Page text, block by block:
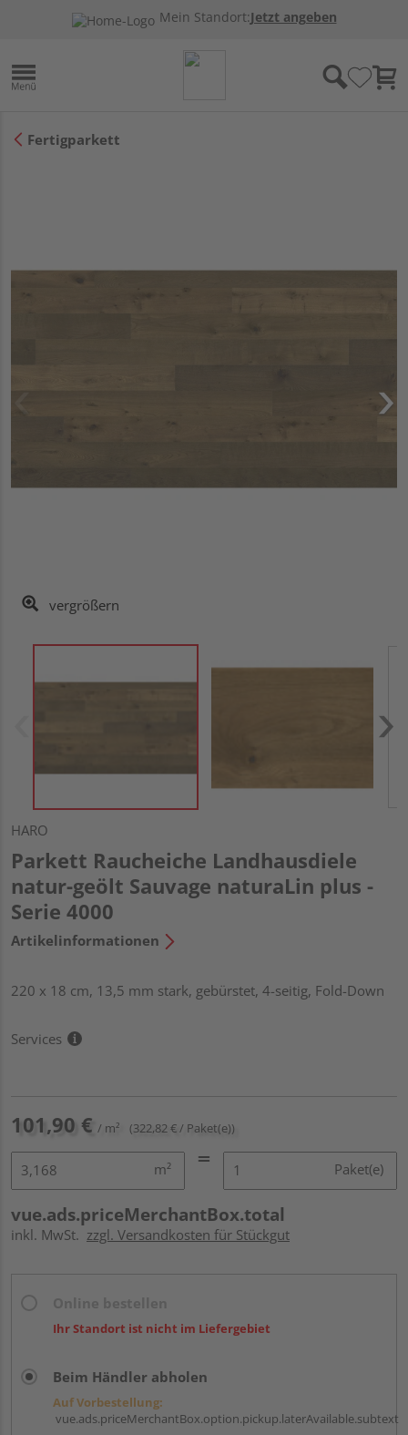
Mein Standort:Jetzt angeben
Fertigparkett
vergrößern
HARO
Parkett Raucheiche Landhausdiele
natur-geölt Sauvage naturaLin plus -
Serie 4000
Artikelinformationen
220 x 18 cm, 13,5 mm stark, gebürstet, 4-seitig, Fold-Down
Services
101,90 € / m² (322,82 € / Paket(e))
m² Paket(e)
vue.ads.priceMerchantBox.total
inkl. MwSt. zzgl. Versandkosten für Stückgut
Ihr Standort ist nicht im Liefergebiet
Beim Händler abholen
Auf Vorbestellung:
vue.ads.priceMerchantBox.option.pickup.laterAvailable.subtext